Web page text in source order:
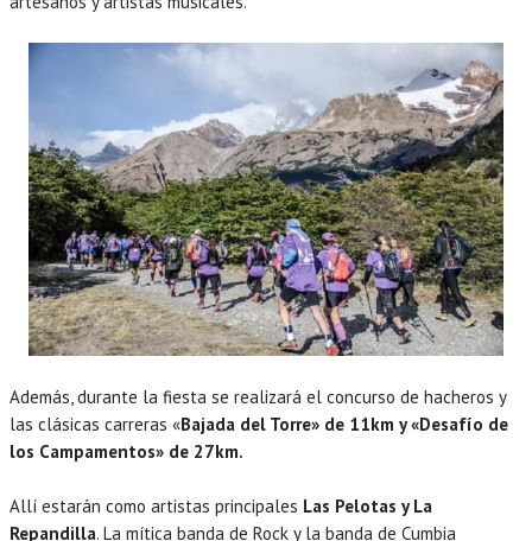
Además, durante la fiesta se realizará el concurso de hacheros y
las clásicas carreras «Bajada del Torre» de 11km y «Desafío de
los Campamentos» de 27km.
Allí estarán como artistas principales Las Pelotas y La
Repandilla. La mítica banda de Rock y la banda de Cumbia